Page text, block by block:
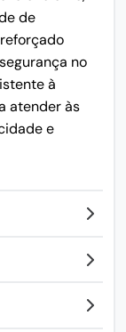
de
no
à
atender às
e